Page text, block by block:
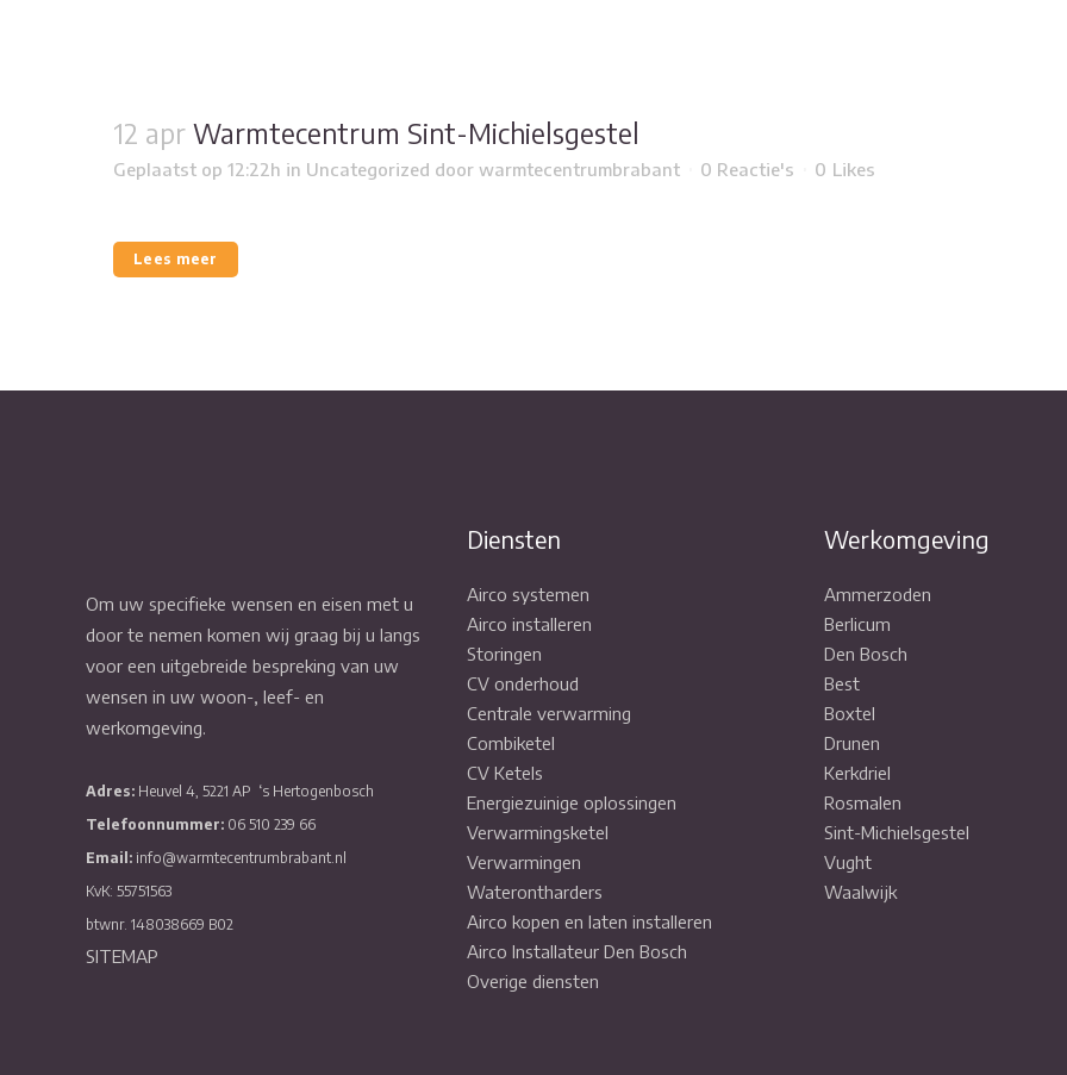
12 apr Warmtecentrum Sint-Michielsgestel
Geplaatst op 12:22h in Uncategorized door warmtecentrumbrabant 0 Reactie's 0 Likes
Lees meer
Om uw specifieke wensen en eisen met u
door te nemen komen wij graag bij u langs
voor een uitgebreide bespreking van uw
wensen in uw woon-, leef- en
werkomgeving.
Adres: Heuvel 4, 5221 AP ‘s Hertogenbosch
Telefoonnummer: 06 510 239 66
Email: info@warmtecentrumbrabant.nl
KvK: 55751563
btwnr. 148038669 B02
SITEMAP
Diensten
Airco systemen
Airco installeren
Storingen
CV onderhoud
Centrale verwarming
Combiketel
CV Ketels
Energiezuinige oplossingen
Verwarmingsketel
Verwarmingen
Waterontharders
Airco kopen en laten installeren
Airco Installateur Den Bosch
Overige diensten
Werkomgeving
Ammerzoden
Berlicum
Den Bosch
Best
Boxtel
Drunen
Kerkdriel
Rosmalen
Sint-Michielsgestel
Vught
Waalwijk